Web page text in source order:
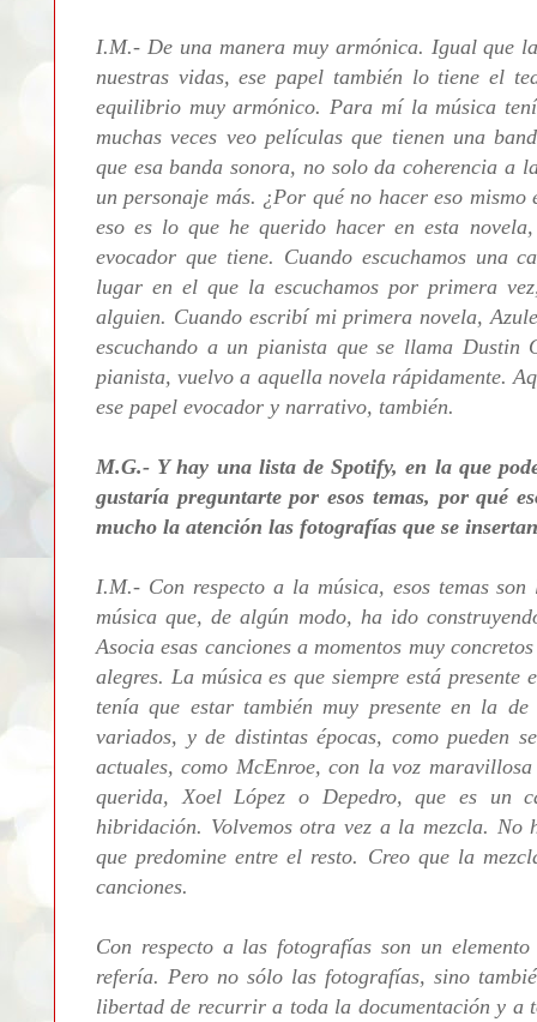
I.M.- De una manera muy armónica. Igual que
nuestras vidas, ese papel también lo tiene el
equilibrio muy armónico. Para mí la música
muchas veces veo películas que tienen una
que esa banda sonora, no solo da coherencia a
un personaje más. ¿Por qué no hacer eso
eso es lo que he querido hacer en esta
evocador que tiene. Cuando escuchamos una
lugar en el que la escuchamos por primera
alguien. Cuando escribí mi primera novela,
escuchando a un pianista que se llama Dustin
pianista, vuelvo a aquella novela rápidamente.
ese papel evocador y narrativo, también.
M.G.- Y hay una lista de Spotify, en la que
gustaría preguntarte por esos temas, por qué
mucho la atención las fotografías que se
I.M.- Con respecto a la música, esos temas
música que, de algún modo, ha ido
Asocia esas canciones a momentos muy
alegres. La música es que siempre está
tenía que estar también muy presente en la
variados, y de distintas épocas, como pueden
actuales, como McEnroe, con la voz
querida, Xoel López o Depedro, que es un
hibridación. Volvemos otra vez a la mezcla.
que predomine entre el resto. Creo que la
canciones.
Con respecto a las fotografías son un
refería. Pero no sólo las fotografías, sino
libertad de recurrir a toda la documentación y a